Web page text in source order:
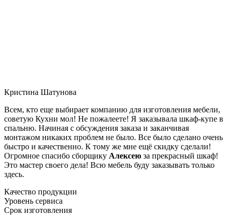
Кристина Шатунова
Всем, кто еще выбирает компанию для изготовления мебели,
советую Кухни мол! Не пожалеете! Я заказывала шкаф-купе в
спальню. Начиная с обсуждения заказа и заканчивая
монтажом никаких проблем не было. Все было сделано очень
быстро и качественно. К тому же мне ещё скидку сделали!
Огромное спасибо сборщику Алексею за прекрасный шкаф!
Это мастер своего дела! Всю мебель буду заказывать только
здесь.
Качество продукции
Уровень сервиса
Срок изготовления